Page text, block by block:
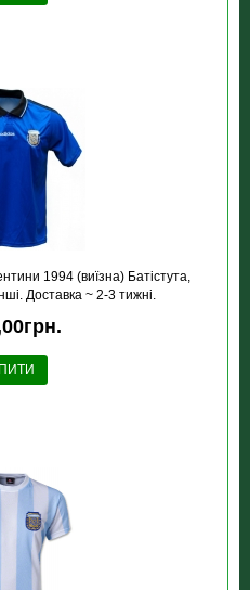
1994 (виїзна) Батістута,
Доставка ~ 2-3 тижні.